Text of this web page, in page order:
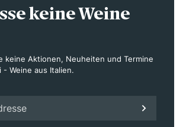
keine Weine
keine Aktionen, Neuheiten und Termine
- Weine aus Italien.